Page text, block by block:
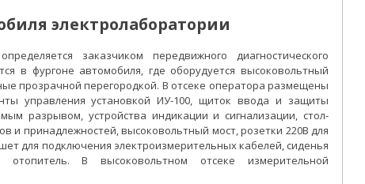
электролаборатории
заказчиком передвижного диагностического
в фургоне автомобиля, где оборудуется высоковольтный
прозрачной перегородкой. В отсеке оператора размещены
управления установкой ИУ-100, щиток ввода и защиты
разрывом, устройства индикации и сигнализации, стол-
и принадлежностей, высоковольтный мост, розетки 220В для
для подключения электроизмерительных кабелей, сиденья
В высоковольтном отсеке измерительной